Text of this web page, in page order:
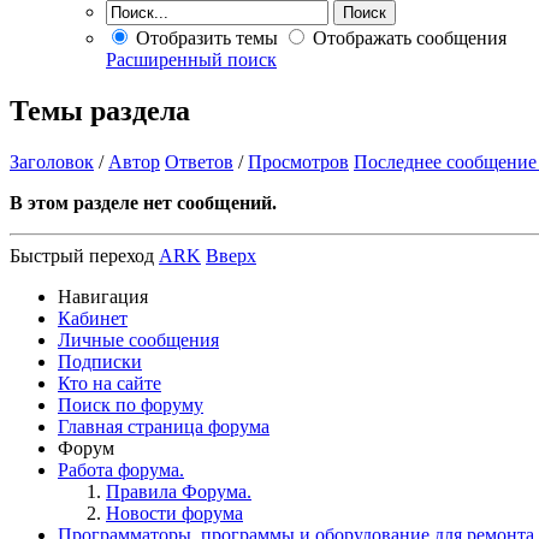
Отобразить темы
Отображать сообщения
Расширенный поиск
Темы раздела
Заголовок / Автор Ответов /Просмотров Последнее сообщение
В этом разделе нет сообщений.
Быстрый переход ARK Вверх
Навигация
Кабинет
Личные сообщения
Подписки
Кто на сайте
Поиск по форуму
Главная страница форума
Форум
Работа форума.
Правила Форума.
Новости форума
Программаторы, программы и оборудование для ремонта.